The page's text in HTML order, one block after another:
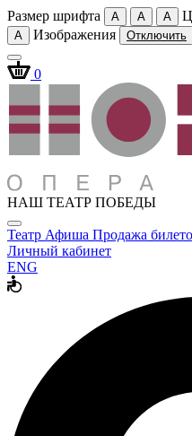
Размер шрифта A A A
A
Изображения Отключить
0
НАШ ТЕАТР ПОБЕДЫ
Театр Афиша Продажа
Личный кабинет
ENG